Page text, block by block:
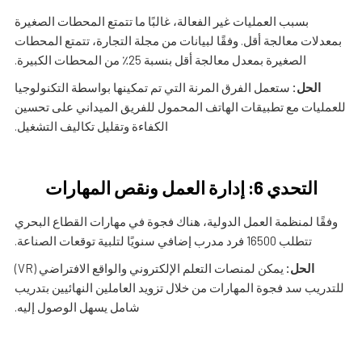
بسبب العمليات غير الفعالة، غالبًا ما تتمتع المحطات الصغيرة
بمعدلات معالجة أقل. وفقًا لبيانات من مجلة التجارة، تتمتع المحطات
الصغيرة بمعدل معالجة أقل بنسبة 25٪ من المحطات الكبيرة.
الحل: ستعمل الفرق المرنة التي تم تمكينها بواسطة التكنولوجيا
للعمليات مع تطبيقات الهاتف المحمول للفريق الميداني على تحسين
الكفاءة وتقليل تكاليف التشغيل.
التحدي 6: إدارة العمل ونقص المهارات
وفقًا لمنظمة العمل الدولية، هناك فجوة في مهارات القطاع البحري
تتطلب 16500 فرد مدرب إضافي سنويًا لتلبية توقعات الصناعة.
الحل:
يمكن لمنصات التعلم الإلكتروني والواقع الافتراضي (VR)
للتدريب سد فجوة المهارات من خلال تزويد العاملين النهائيين بتدريب
شامل يسهل الوصول إليه.